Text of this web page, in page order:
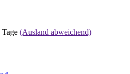
Tage (Ausland abweichend)